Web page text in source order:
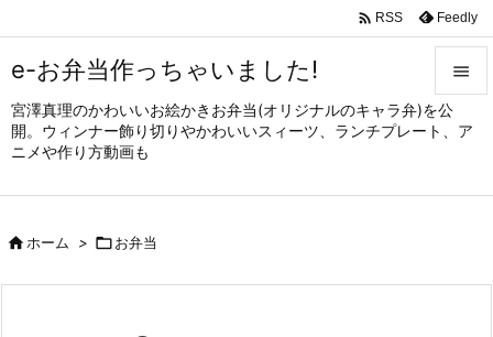
e-お弁当作っちゃいました!
宮澤真理のかわいいお絵かきお弁当(オリジナルのキャラ弁)を公
開。ウィンナー飾り切りやかわいいスィーツ、ランチプレート、ア
ニメや作り方動画も


メニュ
サイド

 RSS Feedly
ホーム > お弁当